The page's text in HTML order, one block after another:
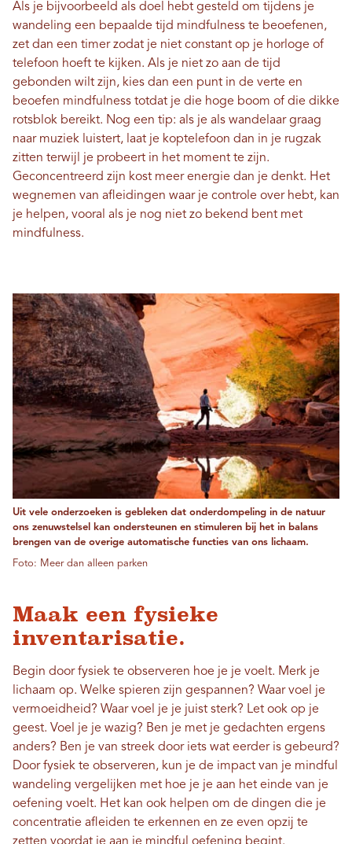
Als je bijvoorbeeld als doel hebt gesteld om tijdens je
wandeling een bepaalde tijd mindfulness te beoefenen,
zet dan een timer zodat je niet constant op je horloge of
telefoon hoeft te kijken. Als je niet zo aan de tijd
gebonden wilt zijn, kies dan een punt in de verte en
beoefen mindfulness totdat je die hoge boom of die dikke
rotsblok bereikt. Nog een tip: als je als wandelaar graag
naar muziek luistert, laat je koptelefoon dan in je rugzak
zitten terwijl je probeert in het moment te zijn.
Geconcentreerd zijn kost meer energie dan je denkt. Het
wegnemen van afleidingen waar je controle over hebt, kan
je helpen, vooral als je nog niet zo bekend bent met
mindfulness.
Uit vele onderzoeken is gebleken dat onderdompeling in de natuur
ons zenuwstelsel kan ondersteunen en stimuleren bij het in balans
brengen van de overige automatische functies van ons lichaam.
Foto: Meer dan alleen parken
Maak een fysieke
inventarisatie.
Begin door fysiek te observeren hoe je je voelt. Merk je
lichaam op. Welke spieren zijn gespannen? Waar voel je
vermoeidheid? Waar voel je je juist sterk? Let ook op je
geest. Voel je je wazig? Ben je met je gedachten ergens
anders? Ben je van streek door iets wat eerder is gebeurd?
Door fysiek te observeren, kun je de impact van je mindful
wandeling vergelijken met hoe je je aan het einde van je
oefening voelt. Het kan ook helpen om de dingen die je
concentratie afleiden te erkennen en ze even opzij te